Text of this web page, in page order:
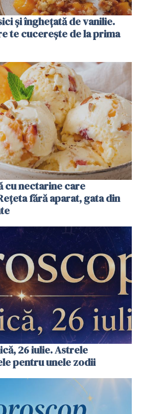
și înghețată de vanilie.
te cucerește de la prima
cu nectarine care
fără aparat, gata din
26 iulie. Astrele
pentru unele zodii